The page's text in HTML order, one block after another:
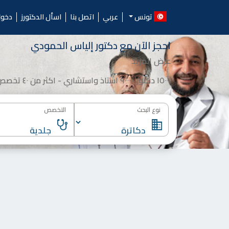
الدكتورز.. احجز موعد مع
اسأل الدكتورز اتصل بنا عربي
احجز الآن معدكتورإلياس الحمودي
عرض المزيد
١٥٠٠٠ دكتور -٩٠٠٠ استاذ واستشاري - اكثر من ٤٠ تخصص
نوع البحث التخصص